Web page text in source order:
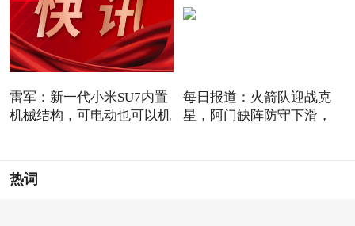
雷军：新一代小米SU7内置
机械结构，可电动也可以机
每日报道：火箭队迎战克
星，阿门缺阵防守下滑，
热词